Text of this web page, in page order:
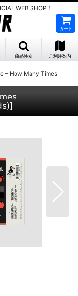
WEB SHOP！
カート
商品検索 ご利用案内
‎– How Many Times
]